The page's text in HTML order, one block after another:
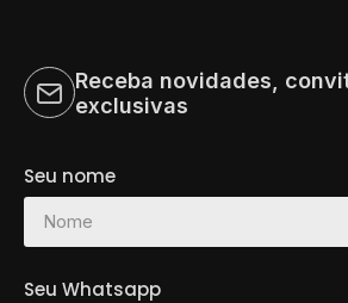
Receba novidades,
exclusivas
Seu nome
Seu Whatsapp